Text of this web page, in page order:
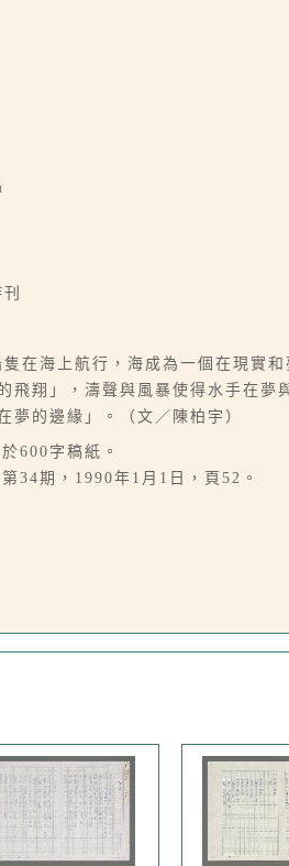
在海上航行，海成為一個在現實
飛翔」，濤聲與風暴使得水手在
夢的邊緣」。（文／陳柏宇）
600字稿紙。
34期，1990年1月1日，頁52。